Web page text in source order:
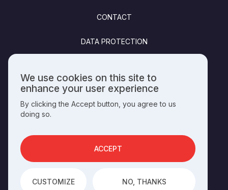
CONTACT
DATA PROTECTION
PUBLISHING INFO
SOCIALS
DEVELOPED BY
INTEGRAL VISION
Use
of
personal
data
cookies
We use cookies on this site to
enhance your user experience
By clicking the Accept button, you agree to us
doing so.
CUSTOMIZE NO, THANKS
ACCEPT